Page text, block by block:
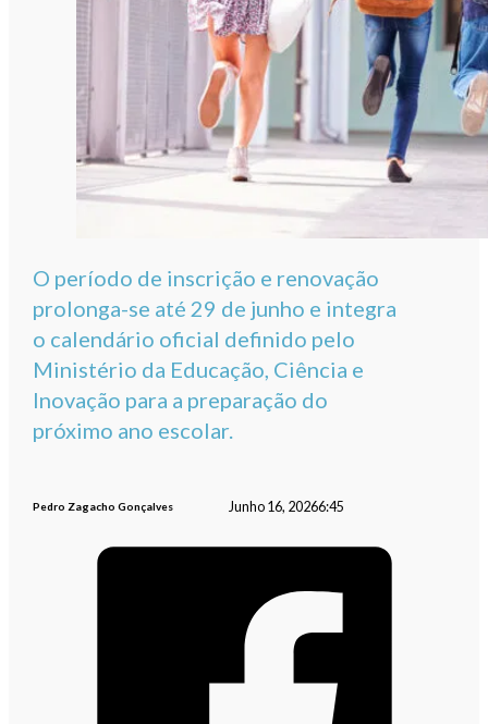
O período de inscrição e renovação
prolonga-se até 29 de junho e integra
o calendário oficial definido pelo
Ministério da Educação, Ciência e
Inovação para a preparação do
próximo ano escolar.
Pedro Zagacho Gonçalves Junho 16, 20266:45